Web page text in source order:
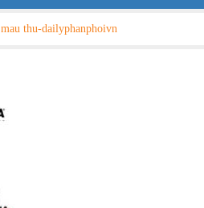
mau thu-dailyphanphoivn